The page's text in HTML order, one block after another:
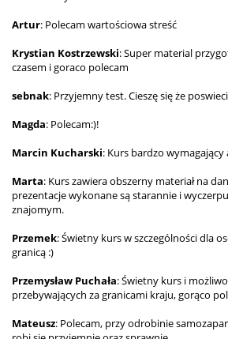
Artur: Polecam wartościowa streść
Krystian Kostrzewski: Super material
czasem i goraco polecam
sebnak: Przyjemny test. Cieszę się że
Magda: Polecam:)!
Marcin Kucharski: Kurs bardzo
Marta: Kurs zawiera obszerny materiał na
prezentacje wykonane są starannie i
znajomym.
Przemek: Świetny kurs w szczególności dla
granicą :)
Przemysław Puchała: Świetny kurs i
przebywających za granicami kraju, gorąco
Mateusz: Polecam, przy odrobinie